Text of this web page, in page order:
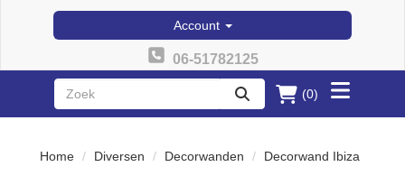
Account
06-51782125
zoeken
(0)
Toggle
menu
Home Diversen Decorwanden Decorwand Ibiza